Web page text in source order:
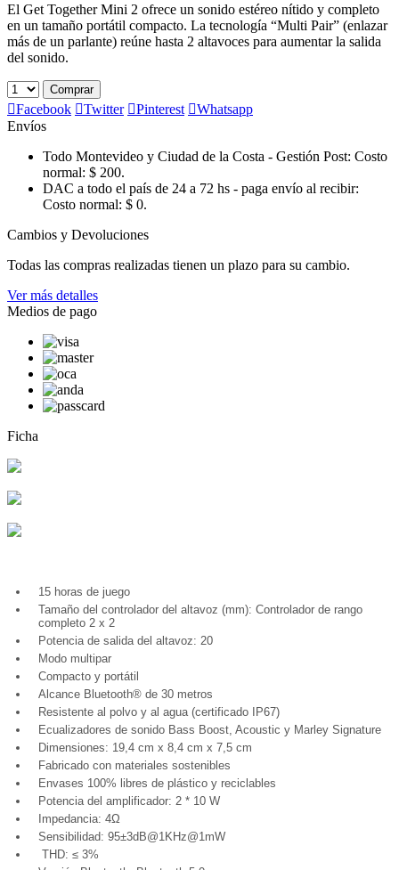
El Get Together Mini 2 ofrece un sonido estéreo nítido y completo
en un tamaño portátil compacto. La tecnología “Multi Pair” (enlazar
más de un parlante) reúne hasta 2 altavoces para aumentar la salida
del sonido.
Comprar
Facebook Twitter Pinterest Whatsapp
Envíos
Todo Montevideo y Ciudad de la Costa - Gestión Post: Costo
normal: $ 200.
DAC a todo el país de 24 a 72 hs - paga envío al recibir:
Costo normal: $ 0.
Cambios y Devoluciones
Todas las compras realizadas tienen un plazo para su cambio.
Ver más detalles
Medios de pago
Ficha
15 horas de juego
Tamaño del controlador del altavoz (mm): Controlador de rango
completo 2 x 2
Potencia de salida del altavoz: 20
Modo multipar
Compacto y portátil
Alcance Bluetooth® de 30 metros
Resistente al polvo y al agua (certificado IP67)
Ecualizadores de sonido Bass Boost, Acoustic y Marley Signature
Dimensiones: 19,4 cm x 8,4 cm x 7,5 cm
Fabricado con materiales sostenibles
Envases 100% libres de plástico y reciclables
Potencia del amplificador: 2 * 10 W
Impedancia: 4Ω
Sensibilidad: 95±3dB@1KHz@1mW
THD: ≤ 3%